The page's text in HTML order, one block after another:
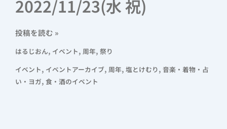
2022/11/23(水 祝)
投稿を読む »
はるじおん, イベント, 周年, 祭り
イベント, イベントアーカイブ, 周年, 塩とけむり, 音楽・着物・占
い・ヨガ, 食・酒のイベント